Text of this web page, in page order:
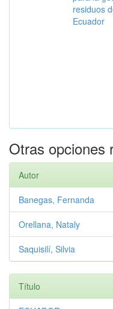
residuos
Ecuador
Otras opciones
Autor
Banegas, Fernanda
Orellana, Nataly
Saquisilí, Silvia
Título